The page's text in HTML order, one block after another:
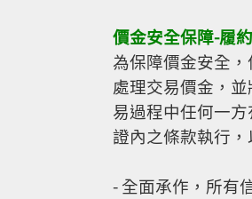
價金安全保障-履
為保障價金安全
處理交易價金，
易過程中任何一
證內之條款執行
- 全面承作，所有